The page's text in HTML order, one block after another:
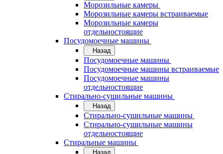
Морозильные камеры
Морозильные камеры встраиваемые
Морозильные камеры
отдельностоящие
Посудомоечные машины
Назад
Посудомоечные машины
Посудомоечные машины встраиваемые
Посудомоечные машины
отдельностоящие
Стирально-сушильные машины
Назад
Стирально-сушильные машины
Стирально-сушильные машины
отдельностоящие
Стиральные машины
Назад